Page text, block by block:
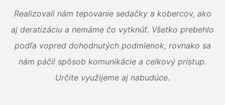
Realizovali nám tepovanie sedačky a kobercov, ako
aj deratizáciu a nemáme čo vytknúť. Všetko prebehlo
podľa vopred dohodnutých podmienok, rovnako sa
nám páčil spôsob komunikácie a celkový prístup.
Určite využijeme aj nabudúce.